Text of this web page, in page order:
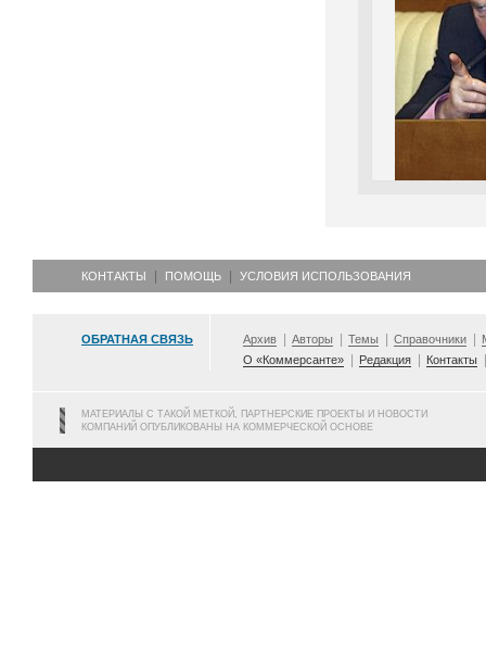
КОНТАКТЫ ПОМОЩЬ УСЛОВИЯ ИСПОЛЬЗОВАНИЯ
ОБРАТНАЯ СВЯЗЬ Архив Авторы Темы Справочники
О «Коммерсанте»
Редакция Контакты
МАТЕРИАЛЫ С ТАКОЙ МЕТКОЙ, ПАРТНЕРСКИЕ ПРОЕКТЫ И НОВОСТИ
КОМПАНИЙ ОПУБЛИКОВАНЫ НА КОММЕРЧЕСКОЙ ОСНОВЕ